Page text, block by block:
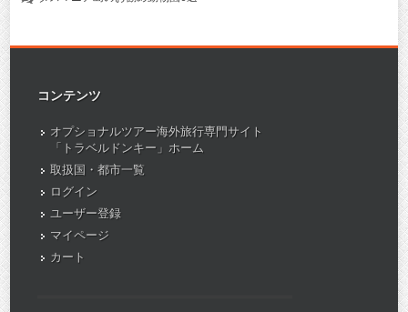
コンテンツ
オプショナルツアー海外旅行専門サイト
「トラベルドンキー」ホーム
取扱国・都市一覧
ログイン
ユーザー登録
マイページ
カート